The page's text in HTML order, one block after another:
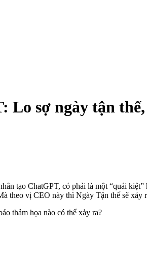
Lo sợ ngày tận
tạo ChatGPT, có phải là một “quái
theo vị CEO này thì Ngày Tận thế sẽ xảy